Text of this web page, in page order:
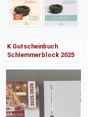
K Gutscheinbuch
Schlemmerblock 2025
NEU